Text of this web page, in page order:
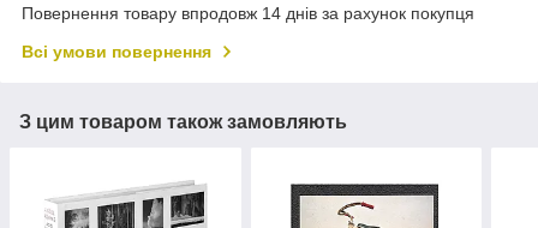
Повернення товару впродовж 14 днів за рахунок покупця
Всі умови повернення
З цим товаром також замовляють